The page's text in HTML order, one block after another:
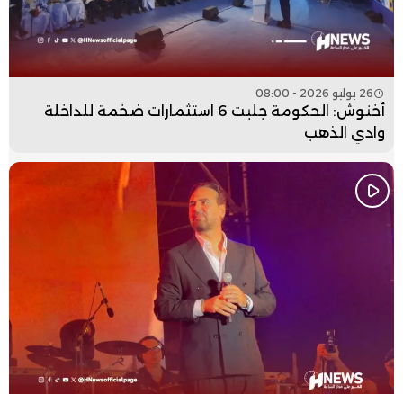
26 يوليو 2026 - 08:00
أخنوش: الحكومة جلبت 6 استثمارات ضخمة للداخلة
وادي الذهب